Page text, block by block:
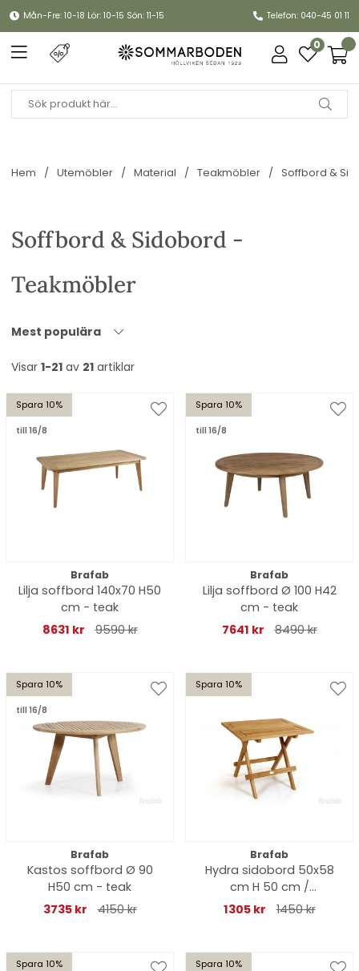
Mån-Fre: 10-18 Lör: 10-15 Sön: 11-15 Telefon: 040-45 01 11
0
Hem Utemöbler Material Teakmöbler Soffbord &
Soffbord & Sidobord -
Teakmöbler
Mest populära
Visar 1-21 av 21 artiklar
Spara 10%
till 16/8
Brafab
Lilja soffbord 140x70 H50
cm - teak
8631 kr
9590 kr
Spara 10%
till 16/8
Brafab
Lilja soffbord Ø 100 H42
cm - teak
7641 kr
8490 kr
Spara 10%
till 16/8
Brafab
Kastos soffbord Ø 90
H50 cm - teak
3735 kr
4150 kr
Spara 10%
Brafab
Hydra sidobord 50x58
cm H 50 cm /
ribbmönstrat
1305 kr 1450 kr
Spara 10% Spara 10%